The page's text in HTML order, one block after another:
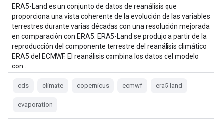
ERA5-Land es un conjunto de datos de reanálisis que
proporciona una vista coherente de la evolución de las variables
terrestres durante varias décadas con una resolución mejorada
en comparación con ERA5. ERA5-Land se produjo a partir de la
reproducción del componente terrestre del reanálisis climático
ERA5 del ECMWF. El reanálisis combina los datos del modelo
con…
cds climate copernicus ecmwf era5-land
evaporation